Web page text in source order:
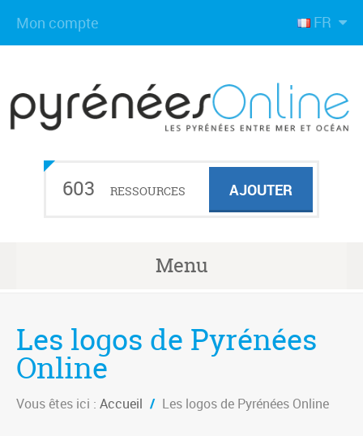
FR
Mon compte
603 RESSOURCES AJOUTER
Menu
Les logos de Pyrénées
Online
Vous êtes ici : Accueil / Les logos de Pyrénées Online